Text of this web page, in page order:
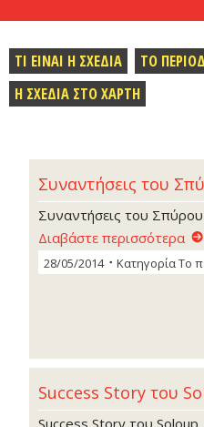
ΤΙ ΕΙΝΑΙ Η ΣΧΕΔΙΑ ΤΟ
Η ΣΧΕΔΙΑ ΣΤΟ ΧΑΡΤΗ
Συναντήσεις του
Συναντήσεις του
Διαβάστε περισσότερα
28/05/2014 ΚατηγορίαΤο
Success Story του
Success Story του Soloup